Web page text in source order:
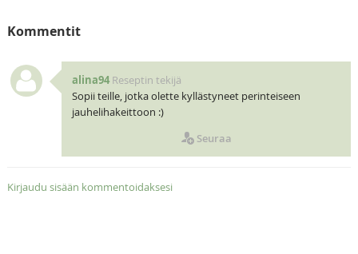
Kommentit
alina94 Reseptin tekijä
Sopii teille, jotka olette kyllästyneet perinteiseen
jauhelihakeittoon :)
Seuraa
Kirjaudu sisään kommentoidaksesi